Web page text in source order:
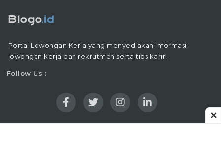
Portal Lowongan Kerja yang menyediakan informasi
lowongan kerja dan rekrutmen serta tips karir.
Follow Us :
✕